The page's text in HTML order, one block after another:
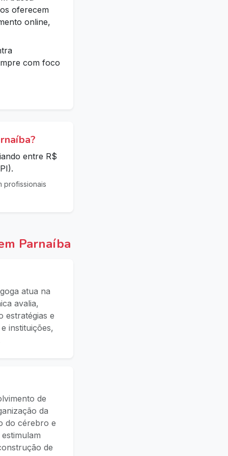
oferecem
online,
com foco
entre R$
profissionais
Parnaíba
atua na
avalia,
estratégias e
instituições,
de
da
do cérebro e
de